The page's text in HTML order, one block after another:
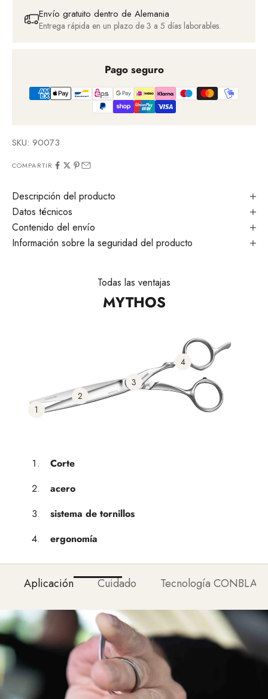
Envío gratuito dentro de Alemania
Entrega rápida en un plazo de 3 a 5 días laborables.
Pago seguro
SKU: 90073
COMPARTIR
Descripción del producto
Datos técnicos
Contenido del envío
Información sobre la seguridad del producto
Todas las ventajas
MYTHOS
1
Corte
2
acero
3
sistema de tornillos
4
ergonomía
Aplicación Cuidado Tecnología